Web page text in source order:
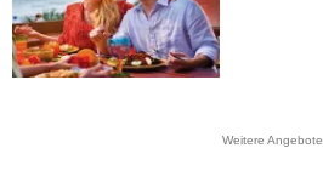
Weitere Angebote